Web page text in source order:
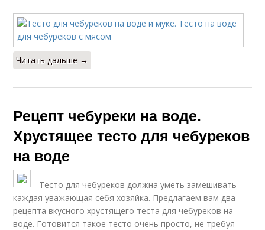
Читать дальше →
Рецепт чебуреки на воде.
Хрустящее тесто для чебуреков
на воде
Тесто для чебуреков должна уметь замешивать
каждая уважающая себя хозяйка. Предлагаем вам два
рецепта вкусного хрустящего теста для чебуреков на
воде. Готовится такое тесто очень просто, не требуя